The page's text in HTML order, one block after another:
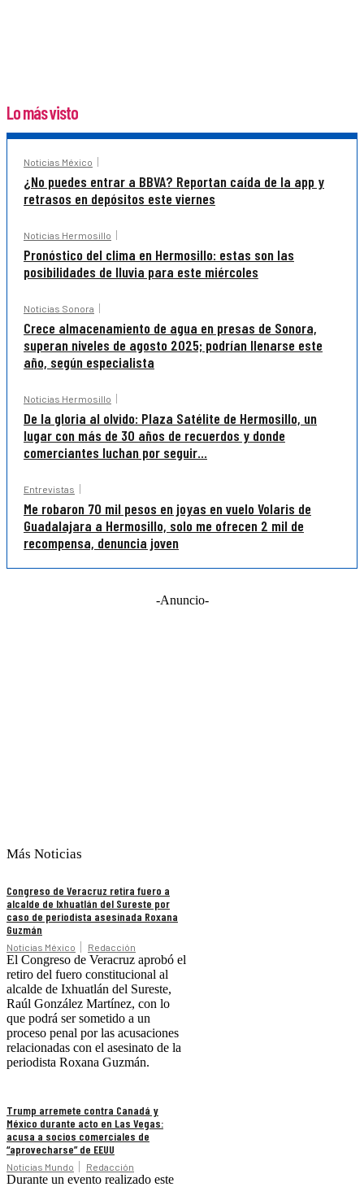
Lo más visto
Noticias México
¿No puedes entrar a BBVA? Reportan caída de la app y
retrasos en depósitos este viernes
Noticias Hermosillo
Pronóstico del clima en Hermosillo: estas son las
posibilidades de lluvia para este miércoles
Noticias Sonora
Crece almacenamiento de agua en presas de Sonora,
superan niveles de agosto 2025; podrían llenarse este
año, según especialista
Noticias Hermosillo
De la gloria al olvido: Plaza Satélite de Hermosillo, un
lugar con más de 30 años de recuerdos y donde
comerciantes luchan por seguir...
Entrevistas
Me robaron 70 mil pesos en joyas en vuelo Volaris de
Guadalajara a Hermosillo, solo me ofrecen 2 mil de
recompensa, denuncia joven
-Anuncio-
Más Noticias
Congreso de Veracruz retira fuero a
alcalde de Ixhuatlán del Sureste por
caso de periodista asesinada Roxana
Guzmán
Noticias México Redacción
El Congreso de Veracruz aprobó el
retiro del fuero constitucional al
alcalde de Ixhuatlán del Sureste,
Raúl González Martínez, con lo
que podrá ser sometido a un
proceso penal por las acusaciones
relacionadas con el asesinato de la
periodista Roxana Guzmán.
Trump arremete contra Canadá y
México durante acto en Las Vegas:
acusa a socios comerciales de
“aprovecharse” de EEUU
Noticias Mundo Redacción
Durante un evento realizado este